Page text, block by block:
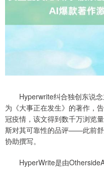
Hyperwrite纠合独创东说念
为《大事正在发生》的著作，
冠疫情，该文得到数千万浏览
斯对其可靠性的品评——此前
协助撰写。
HyperWrite是由OthersideAI